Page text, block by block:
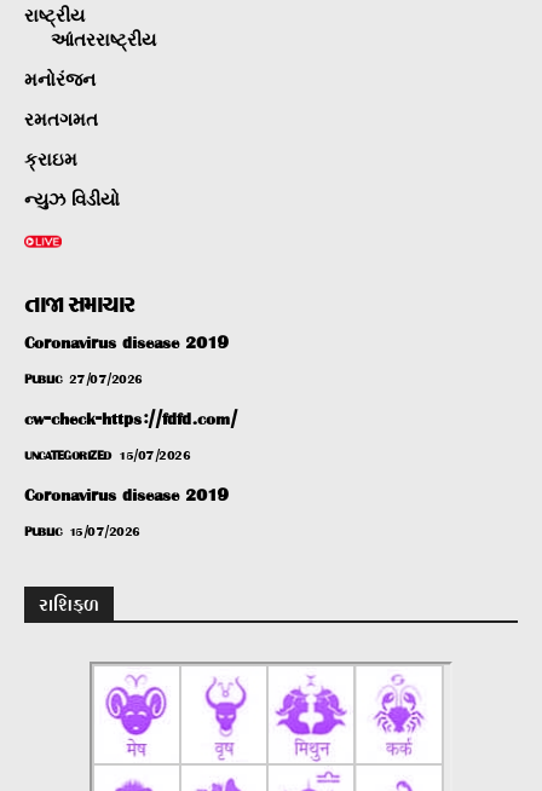
રાષ્ટ્રીય
આંતરરાષ્ટ્રીય
મનોરંજન
રમતગમત
ક્રાઇમ
ન્યુઝ વિડીયો
તાજા સમાચાર
Coronavirus disease 2019
PUBLIC 27/07/2026
cw-check-https://fdfd.com/
UNCATEGORIZED 15/07/2026
Coronavirus disease 2019
PUBLIC 15/07/2026
રાશિફળ